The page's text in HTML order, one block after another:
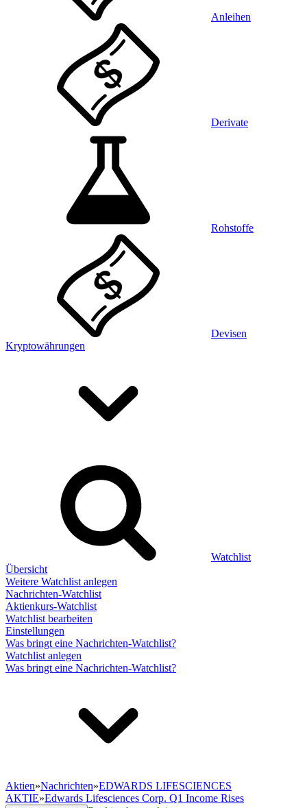
Anleihen
Derivate
Rohstoffe
Devisen
Kryptowährungen
Watchlist
Übersicht
Weitere Watchlist anlegen
Nachrichten-Watchlist
Aktienkurs-Watchlist
Watchlist bearbeiten
Einstellungen
Was bringt eine Nachrichten-Watchlist?
Watchlist anlegen
Was bringt eine Nachrichten-Watchlist?
Aktien»Nachrichten»EDWARDS LIFESCIENCES
AKTIE»Edwards Lifesciences Corp. Q1 Income Rises